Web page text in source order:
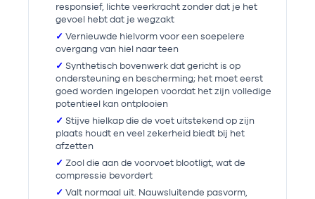
responsief, lichte veerkracht zonder dat je het
gevoel hebt dat je wegzakt
✓ Vernieuwde hielvorm voor een soepelere
overgang van hiel naar teen
✓ Synthetisch bovenwerk dat gericht is op
ondersteuning en bescherming; het moet eerst
goed worden ingelopen voordat het zijn volledige
potentieel kan ontplooien
✓ Stijve hielkap die de voet uitstekend op zijn
plaats houdt en veel zekerheid biedt bij het
afzetten
✓ Zool die aan de voorvoet blootligt, wat de
compressie bevordert
✓ Valt normaal uit. Nauwsluitende pasvorm,